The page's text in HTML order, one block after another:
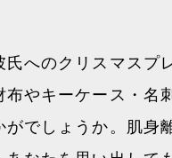
氏へのクリスマスプ
布やキーケース・名
がでしょうか。肌身